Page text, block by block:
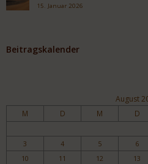
15. Januar 2026
Beitragskalender
August
M D M D
3
4 5 6
10
11 12 13